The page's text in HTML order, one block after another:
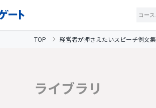
TOP 経営者が押さえたいスピーチ例文集
ライブラリ